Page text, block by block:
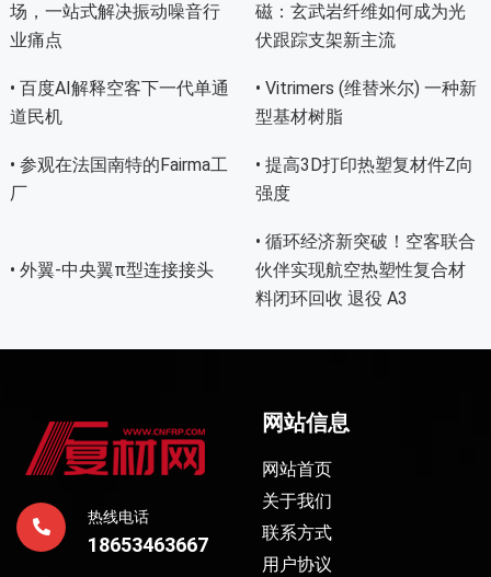
场，一站式解决振动噪音行
业痛点
磁：玄武岩纤维如何成为光
伏跟踪支架新主流
• 百度AI解释空客下一代单通
道民机
• Vitrimers (维替米尔) 一种新
型基材树脂
• 参观在法国南特的Fairma工
厂
• 提高3D打印热塑复材件Z向
强度
• 外翼-中央翼π型连接接头
• 循环经济新突破！空客联合
伙伴实现航空热塑性复合材
料闭环回收 退役 A3
热线电话
18653463667
网站信息
网站首页
关于我们
联系方式
用户协议